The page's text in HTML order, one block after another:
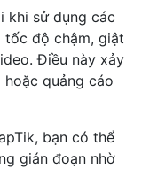
khi sử dụng các
tốc độ chậm, giật
Điều này xảy
quảng cáo
bạn có thể
gián đoạn nhờ